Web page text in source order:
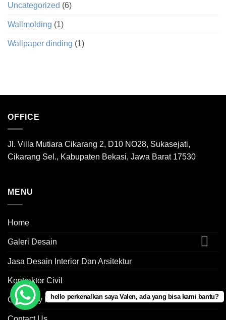
Uncategorized (6)
Wallmolding (1)
Wallpaper dinding (1)
OFFICE
Jl. Villa Mutiara Cikarang 2, D10 NO28, Sukasejati,
Cikarang Sel., Kabupaten Bekasi, Jawa Barat 17530
MENU
Home
Galeri Desain
Jasa Desain Interior Dan Arsitektur
Kontraktor Civil
Company Profilehello perkenalkan saya Valen, ada yang bisa kami bantu?